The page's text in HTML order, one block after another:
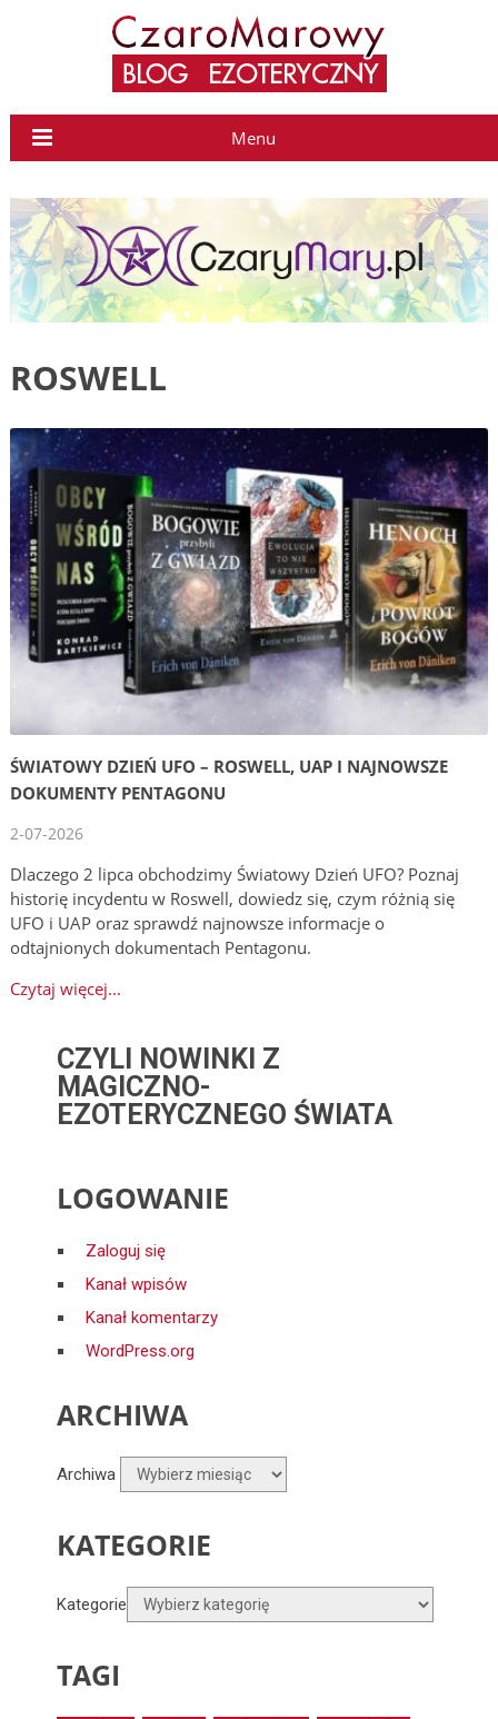
Menu
ROSWELL
ŚWIATOWY DZIEŃ UFO – ROSWELL, UAP I NAJNOWSZE
DOKUMENTY PENTAGONU
2-07-2026
Dlaczego 2 lipca obchodzimy Światowy Dzień UFO? Poznaj
historię incydentu w Roswell, dowiedz się, czym różnią się
UFO i UAP oraz sprawdź najnowsze informacje o
odtajnionych dokumentach Pentagonu.
Czytaj więcej...
CZYLI NOWINKI Z
MAGICZNO-
EZOTERYCZNEGO ŚWIATA
LOGOWANIE
Zaloguj się
Kanał wpisów
Kanał komentarzy
WordPress.org
ARCHIWA
Archiwa
KATEGORIE
Kategorie
TAGI